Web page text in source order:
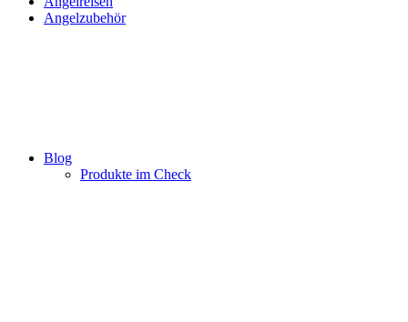
Angelzubehör
Blog
Produkte im Check